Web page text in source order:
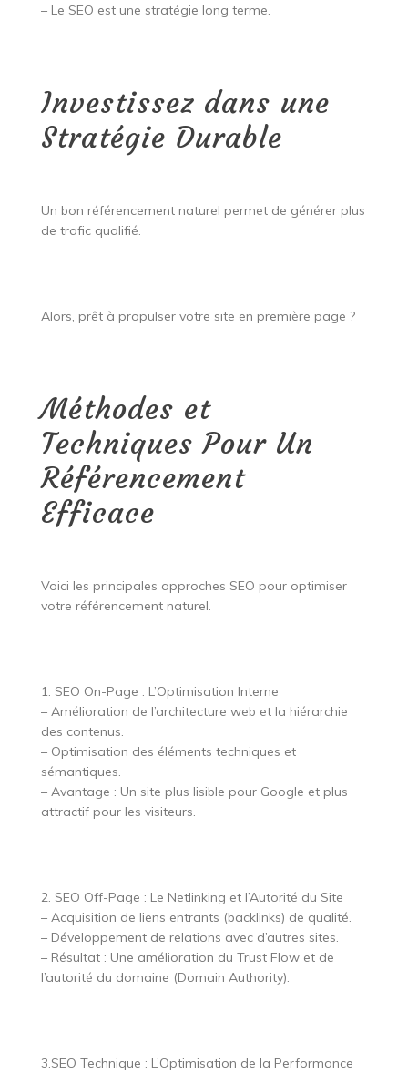
– Le SEO est une stratégie long terme.
Investissez dans une
Stratégie Durable
Un bon référencement naturel permet de générer plus
de trafic qualifié.
Alors, prêt à propulser votre site en première page ?
Méthodes et
Techniques Pour Un
Référencement
Efficace
Voici les principales approches SEO pour optimiser
votre référencement naturel.
1. SEO On-Page : L’Optimisation Interne
– Amélioration de l’architecture web et la hiérarchie
des contenus.
– Optimisation des éléments techniques et
sémantiques.
– Avantage : Un site plus lisible pour Google et plus
attractif pour les visiteurs.
2. SEO Off-Page : Le Netlinking et l’Autorité du Site
– Acquisition de liens entrants (backlinks) de qualité.
– Développement de relations avec d’autres sites.
– Résultat : Une amélioration du Trust Flow et de
l’autorité du domaine (Domain Authority).
3.SEO Technique : L’Optimisation de la Performance